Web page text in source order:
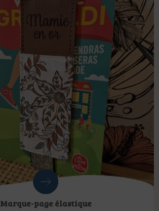
Marque-page élastique